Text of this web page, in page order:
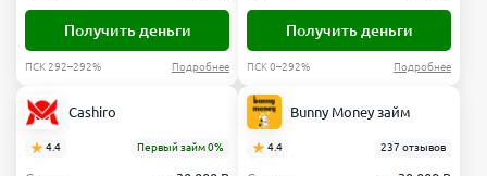
Получить деньги
ПСК 292–292% Подробнее
Получить деньги
ПСК 0–292% Подробнее
Cashiro
4.4 Первый займ 0%
Bunny Money займ
4.4 237 отзывов